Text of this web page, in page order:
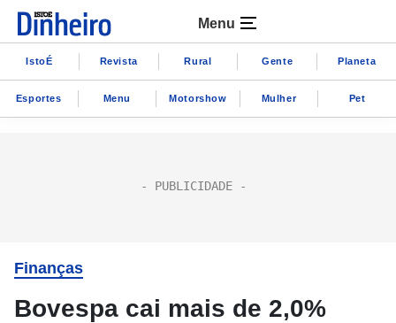
Menu
IstoÉ Revista Rural Gente Planeta
Esportes Menu Motorshow Mulher Pet
Finanças
Bovespa cai mais de 2,0%